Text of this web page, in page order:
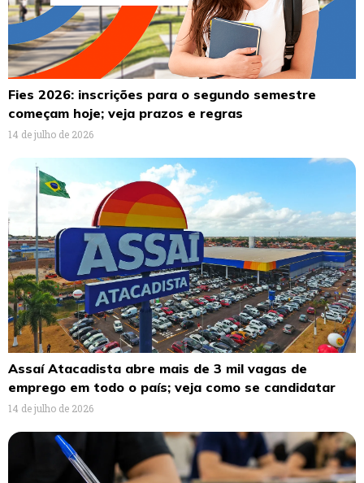
Fies 2026: inscrições para o segundo semestre
começam hoje; veja prazos e regras
14 de julho de 2026
Assaí Atacadista abre mais de 3 mil vagas de
emprego em todo o país; veja como se candidatar
14 de julho de 2026